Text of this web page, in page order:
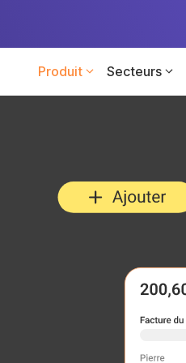
Produit Secteurs